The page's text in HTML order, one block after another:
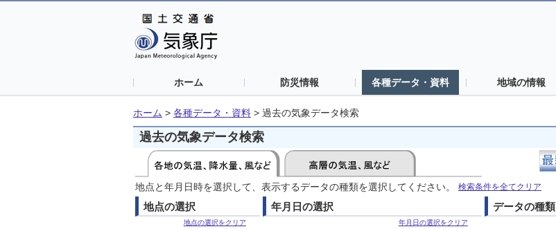
ホーム 防災情報 各種データ・資料 地域の情報
ホーム > 各種データ・資料 > 過去の気象データ検索
過去の気象データ検索
地点と年月日時を選択して、表示するデータの種類を選択してください。 検索条件を全てクリア
地点の選択
地点の選択をクリア
年月日の選択
年月日の選択をクリア
データの種類